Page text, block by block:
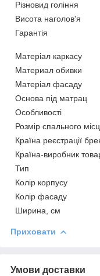
Різновид гоління
Висота наголов'я
Гарантія
Матеріал каркасу
Материал обивки
Матеріал фасаду
Основа під матрац
Особливості
Розмір спального
Країна реєстрації
Країна-виробник
Тип
Колір корпусу
Колір фасаду
Ширина, см
Приховати
Умови доставки